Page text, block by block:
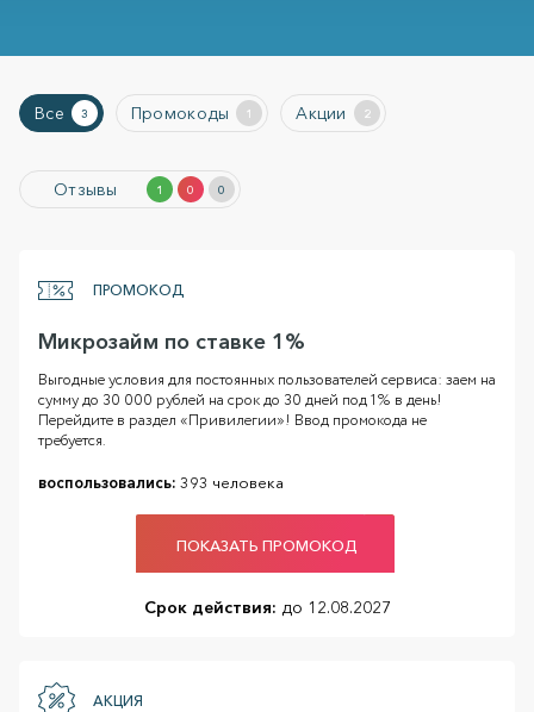
Все 3 Промокоды 1 Акции 2
Отзывы 1 0 0
ПРОМОКОД
Микрозайм по ставке 1%
Выгодные условия для постоянных пользователей сервиса: заем на
сумму до 30 000 рублей на срок до 30 дней под 1% в день!
Перейдите в раздел «Привилегии»! Ввод промокода не
требуется.
воспользовались: 393 человека
ПОКАЗАТЬ ПРОМОКОД
Срок действия: до 12.08.2027
АКЦИЯ